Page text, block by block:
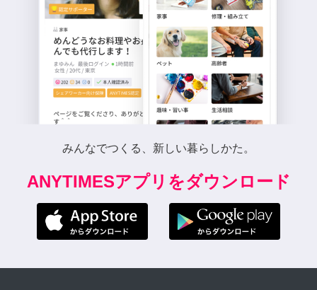
みんなでつくる、新しい暮らしかた。
ANYTIMESアプリをダウンロード